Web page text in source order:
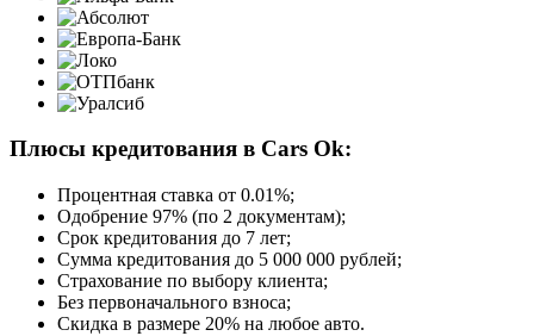
Плюсы кредитования в Cars Ok:
Процентная ставка от 0.01%;
Одобрение 97% (по 2 документам);
Срок кредитования до 7 лет;
Сумма кредитования до 5 000 000 рублей;
Страхование по выбору клиента;
Без первоначального взноса;
Скидка в размере 20% на любое авто.